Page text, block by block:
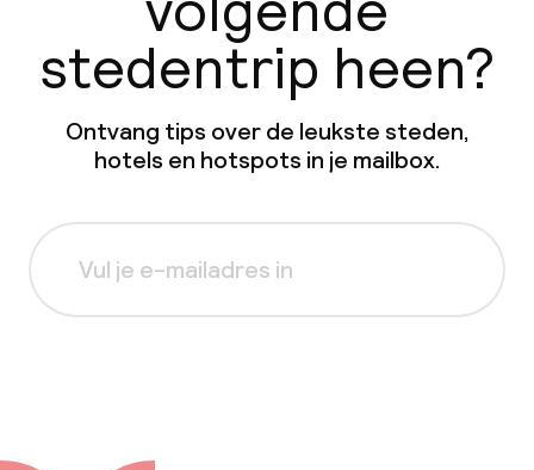
stedentrip heen?
Ontvang tips over de leukste steden,
hotels en hotspots in je mailbox.